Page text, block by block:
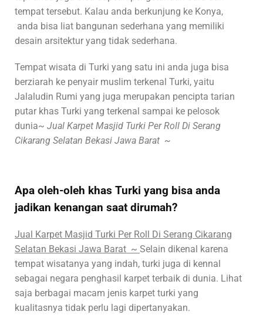
tempat tersebut. Kalau anda berkunjung ke Konya,
anda bisa liat bangunan sederhana yang memiliki
desain arsitektur yang tidak sederhana.
Tempat wisata di Turki yang satu ini anda juga bisa
berziarah ke penyair muslim terkenal Turki, yaitu
Jalaludin Rumi yang juga merupakan pencipta tarian
putar khas Turki yang terkenal sampai ke pelosok
dunia~ Jual Karpet Masjid Turki Per Roll Di Serang
Cikarang Selatan Bekasi Jawa Barat ~
Apa oleh-oleh khas Turki yang bisa anda
jadikan kenangan saat dirumah?
Jual Karpet Masjid Turki Per Roll Di Serang Cikarang
Selatan Bekasi Jawa Barat ~ Selain dikenal karena
tempat wisatanya yang indah, turki juga di kennal
sebagai negara penghasil karpet terbaik di dunia. Lihat
saja berbagai macam jenis karpet turki yang
kualitasnya tidak perlu lagi dipertanyakan.